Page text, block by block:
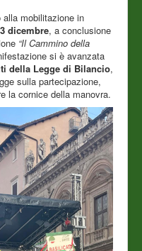
mobilitazione in
dicembre, a conclusione
“Il Cammino della
si è avanzata
della Legge di Bilancio,
sulla partecipazione,
la cornice della manovra.